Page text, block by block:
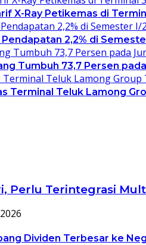
X-Ray Petikemas di
2,2% di
Tumbuh 73,7 Persen
Terminal Teluk Lamong
Perlu Terintegrasi
Dividen Terbesar ke